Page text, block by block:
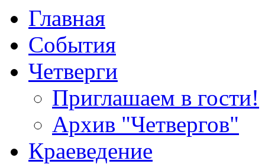
Главная
События
Четверги
Приглашаем в гости!
Архив "Четвергов"
Краеведение